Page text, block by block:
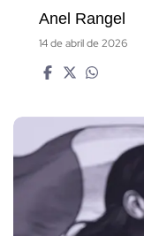
Anel Rangel
14 de abril de 2026